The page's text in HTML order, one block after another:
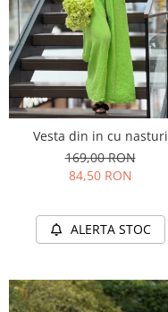
Vesta din in cu nasturi
169,00 RON
84,50 RON
ALERTA STOC